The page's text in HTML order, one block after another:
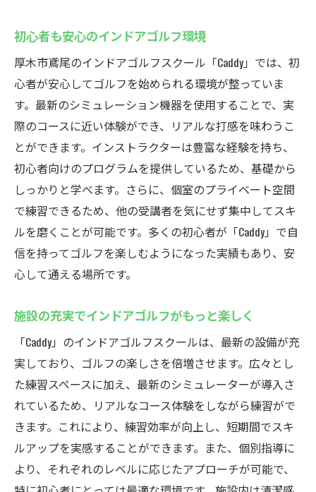
caddyでインドアゴルフの新たな発見
caddyで楽しむインドアゴルフの醍醐味
初心者も安心のインドアゴルフ環境
厚木市鳶尾のインドアゴルフスクール「Caddy」では、初
心者が安心してゴルフを始められる環境が整っていま
す。最新のシミュレーション機器を使用することで、実
際のコースに近い体験ができ、リアルな打感を味わうこ
とができます。インストラクターは豊富な経験を持ち、
初心者向けのプログラムを提供しているため、基礎から
しっかりと学べます。さらに、個室のプライベート空間
で練習できるため、他の受講者を気にせず集中してスキ
ルを磨くことが可能です。多くの初心者が「Caddy」で自
信を持ってゴルフを楽しむようになった実績もあり、安
心して通える場所です。
施設の充実でインドアゴルフがもっと楽しく
「Caddy」のインドアゴルフスクールは、最新の設備が充
実しており、ゴルフの楽しさを倍増させます。広々とし
た練習スペースに加え、最新のシミュレーターが導入さ
れているため、リアルなコース体験をしながら練習がで
きます。これにより、練習効率が向上し、短期間でスキ
ルアップを実感することができます。また、個別指導に
より、それぞれのレベルに応じたアプローチが可能で、